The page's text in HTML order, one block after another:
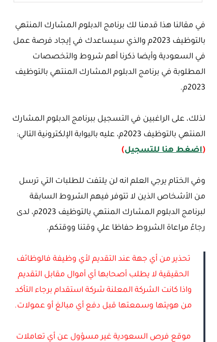
في مقالنا هذا قدمنا لك برنامج الدبلوم المشارك المنتهي
بالتوظيف 2023م والذي سيساعدك في إيجاد فرصة عمل
في السعودية وأيضا ذكرنا أهم شروط والتخصصات
المطلوبة في برنامج الدبلوم المشارك المنتهي بالتوظيف
2023م.
لذلك، على الراغبين في التسجيل ببرنامج الدبلوم المشارك
المنتهي بالتوظيف 2023م، عليه بالبوابة الإلكترونية التالي:
(اضغط هنا للتسجيل)
وفي الختام يرجي العلم انه لن يلتفت للطلبات التي ترسل
من الأشخاص الذين لا تتوفر فيهم الشروط السابقة
لبرنامج الدبلوم المشارك المنتهي بالتوظيف 2023م، لدى
رجاءً مراعاة الشروط حفاظا علي وقتنا ووقتكم.
تحذير من أي جهة عند التقديم لأي وظيفة فالوظائف
الحقيقية لا يطلب أصحابها أي أموال مقابل التقديم
واذا كانت الشركة المعلنة شركة استقدام برجاء التأكد
من هويتها وسمعتها قبل دفع أي مبالغ أو عمولات.
موقع فرص السعودية غير مسؤول عن أي تعاملات